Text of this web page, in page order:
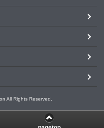
All Rights Reserved.